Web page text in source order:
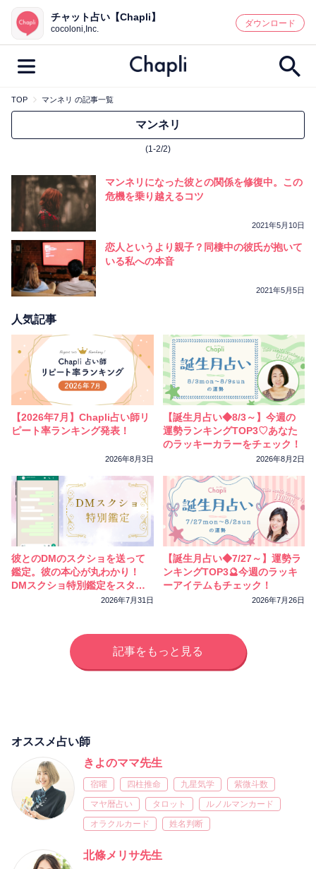
鑑定記事・占い師検索
最新記事一覧
カテゴリー別
鑑定
キーワード別
彼の気持ち 恋の行方
今週の運勢
相性
チャット占い【Chapli】
cocoloni,Inc.
ダウンロード
TOP マンネリ の記事一覧
マンネリ
(1-2/2)
マンネリになった彼との関係を修復中。この
危機を乗り越えるコツ
2021年5月10日
恋人というより親子？同棲中の彼氏が抱いて
いる私への本音
2021年5月5日
人気記事
【2026年7月】Chapli占い師リ
ピート率ランキング発表！
2026年8月3日
【誕生月占い◆8/3～】今週の
運勢ランキングTOP3♡あなた
のラッキーカラーをチェック！
2026年8月2日
彼とのDMのスクショを送って
鑑定。彼の本心が丸わかり！
DMスクショ特別鑑定をスター
2026年7月31日
【誕生月占い◆7/27～】運勢ラ
ンキングTOP3🔮今週のラッキ
ーアイテムもチェック！
2026年7月26日
記事をもっと見る
オススメ占い師
きよのママ先生
宿曜 四柱推命 九星気学
紫微斗数
マヤ暦占い
タロット
ルノルマンカード
オラクルカード
姓名判断
北條メリサ先生